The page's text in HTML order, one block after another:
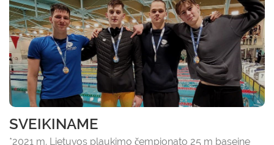
SVEIKINAME
*2021 m. Lietuvos plaukimo čempionato 25 m baseine